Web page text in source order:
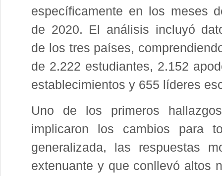
específicamente en los meses
de 2020. El análisis incluyó
de los tres países,
de 2.222 estudiantes, 2.152
establecimientos y 655 líderes
Uno de los primeros
implicaron los cambios para
generalizada, las respuestas
extenuante y que conllevó altos